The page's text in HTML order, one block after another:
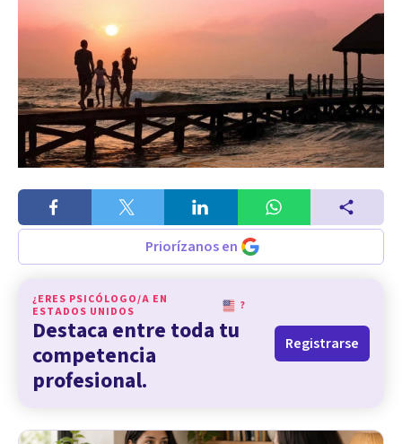
Priorízanos en
¿ERES PSICÓLOGO/A EN
ESTADOS UNIDOS
?
Destaca entre toda tu
competencia
profesional.
Registrarse